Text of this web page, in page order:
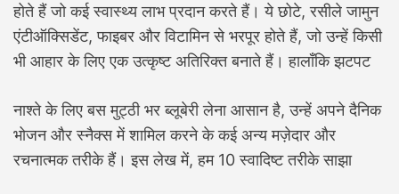
होते हैं जो कई स्वास्थ्य लाभ प्रदान करते हैं। ये छोटे, रसीले जामुन
एंटीऑक्सिडेंट, फाइबर और विटामिन से भरपूर होते हैं, जो उन्हें किसी
भी आहार के लिए एक उत्कृष्ट अतिरिक्त बनाते हैं। हालाँकि झटपट
नाश्ते के लिए बस मुट्ठी भर ब्लूबेरी लेना आसान है, उन्हें अपने दैनिक
भोजन और स्नैक्स में शामिल करने के कई अन्य मज़ेदार और
रचनात्मक तरीके हैं। इस लेख में, हम 10 स्वादिष्ट तरीके साझा